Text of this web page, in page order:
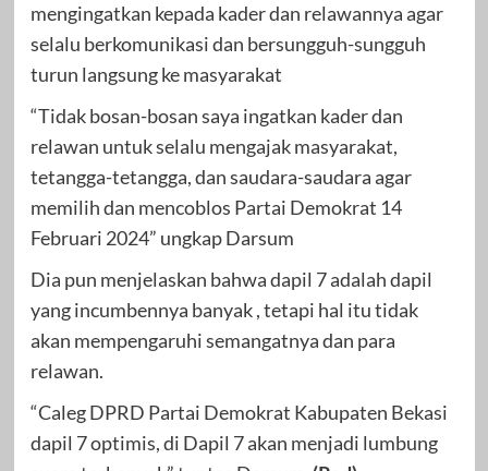
mengingatkan kepada kader dan relawannya agar
selalu berkomunikasi dan bersungguh-sungguh
turun langsung ke masyarakat
“Tidak bosan-bosan saya ingatkan kader dan
relawan untuk selalu mengajak masyarakat,
tetangga-tetangga, dan saudara-saudara agar
memilih dan mencoblos Partai Demokrat 14
Februari 2024” ungkap Darsum
Dia pun menjelaskan bahwa dapil 7 adalah dapil
yang incumbennya banyak , tetapi hal itu tidak
akan mempengaruhi semangatnya dan para
relawan.
“Caleg DPRD Partai Demokrat Kabupaten Bekasi
dapil 7 optimis, di Dapil 7 akan menjadi lumbung